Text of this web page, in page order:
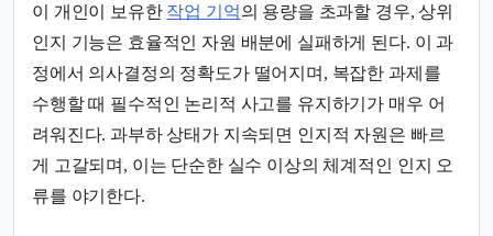
이 개인이 보유한 작업 기억의 용량을 초과할 경우, 상위
인지 기능은 효율적인 자원 배분에 실패하게 된다. 이 과
정에서 의사결정의 정확도가 떨어지며, 복잡한 과제를
수행할 때 필수적인 논리적 사고를 유지하기가 매우 어
려워진다. 과부하 상태가 지속되면 인지적 자원은 빠르
게 고갈되며, 이는 단순한 실수 이상의 체계적인 인지 오
류를 야기한다.